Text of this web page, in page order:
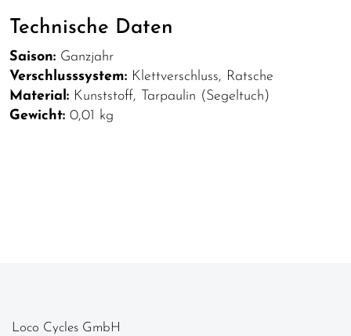
Technische Daten
Saison: Ganzjahr
Verschlusssystem: Klettverschluss, Ratsche
Material: Kunststoff, Tarpaulin (Segeltuch)
Gewicht: 0,01 kg
Loco Cycles GmbH